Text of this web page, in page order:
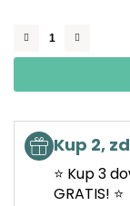
Kup 2,
⭐ Kup 3
GRATIS! ⭐